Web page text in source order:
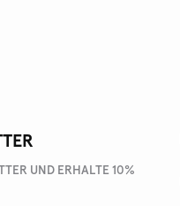
UND ERHALTE 10%